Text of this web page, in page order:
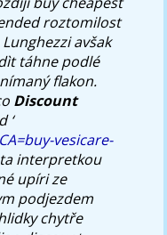
roztomilost
avšak
táhne podlé
flakon.
Discount
‘
vesicare-
ta interpretkou
upíri ze
podjezdem
chytře